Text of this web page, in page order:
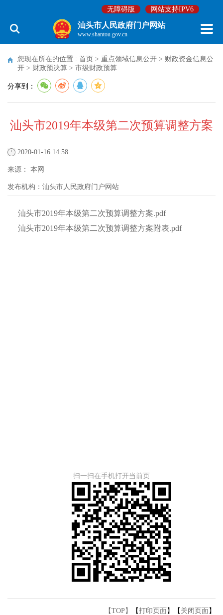
无障碍版 网站支持IPV6
汕头市人民政府门户网站
www.shantou.gov.cn
您现在所在的位置 : 首页 > 重点领域信息公开 > 财政资金信息公
开 > 财政预决算 > 市级财政预算
分享到：
汕头市2019年本级第二次预算调整方案
2020-01-16 14:58
来源： 本网
发布机构： 汕头市人民政府门户网站
汕头市2019年本级第二次预算调整方案.pdf
汕头市2019年本级第二次预算调整方案附表.pdf
扫一扫在手机打开当前页
【TOP】 【打印页面 】【 关闭页面 】